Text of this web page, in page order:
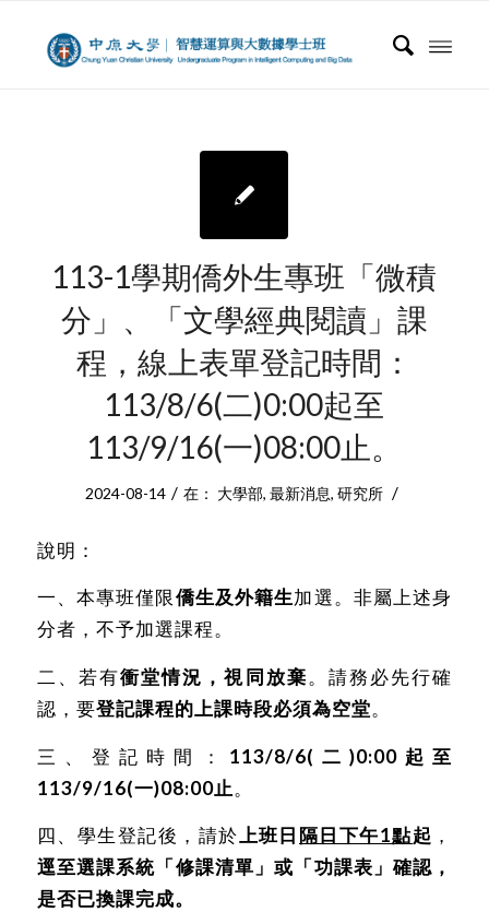
113-1學期僑外生專班「微積
分」、「文學經典閱讀」課
程，線上表單登記時間：
113/8/6(二)0:00起至
113/9/16(一)08:00止。
2024-08-14 / 在： 大學部, 最新消息, 研究所 /
說明：
一、本專班僅限僑生及外籍生加選。非屬上述身
分者，不予加選課程。
二、若有衝堂情況，視同放棄。請務必先行確
認，要登記課程的上課時段必須為空堂。
三、登記時間： 113/8/6(二)0:00起至
113/9/16(一)08:00止。
四、學生登記後，請於上班日 隔日下午1點起 ，
逕至選課系統「修課清單」或「功課表」確認，
是否已換課完成。